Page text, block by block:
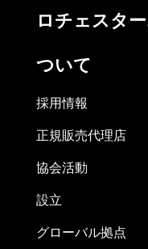
ロチェスタ
ついて
採用情報
正規販売代理店
協会活動
設立
グローバル拠点